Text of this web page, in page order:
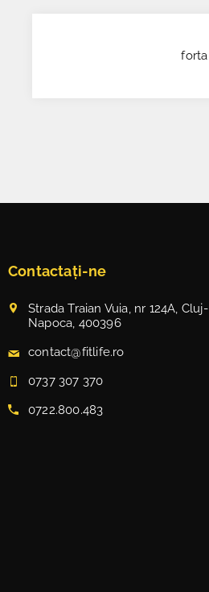
forta
Contactați-ne
Strada Traian Vuia, nr 124A, Cluj-
Napoca, 400396
contact@fitlife.ro
0737 307 370
0722.800.483